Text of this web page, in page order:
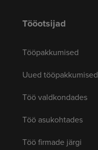
Tööotsijad
Tööpakkumised
Uued tööpakkumised
Töö valdkondades
Töö asukohtades
Töö firmade järgi